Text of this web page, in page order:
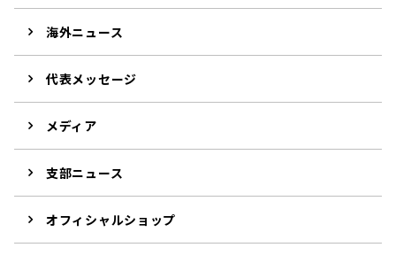
海外ニュース
代表メッセージ
メディア
支部ニュース
オフィシャルショップ